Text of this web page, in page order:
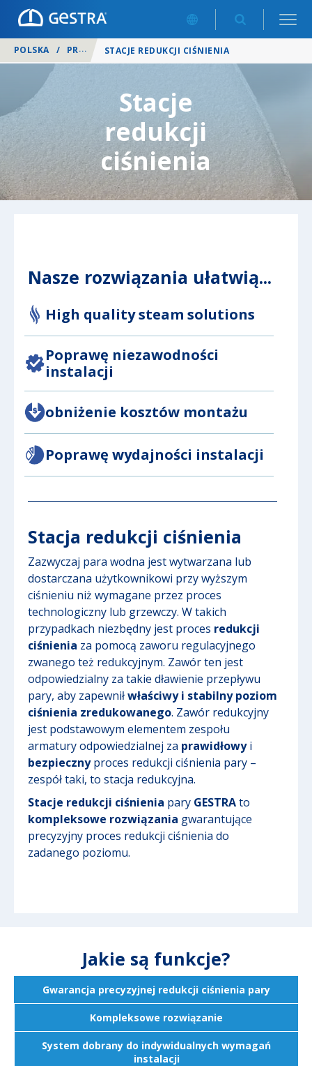
POLSKA / PRODUKTY / ROZWIĄZANIA SYSTEMOWE I
STACJE REDUKCJI CIŚNIENIA
Stacje
redukcji
ciśnienia
Nasze rozwiązania ułatwią...
High quality steam solutions
Poprawę niezawodności
instalacji
obniżenie kosztów montażu
Poprawę wydajności instalacji
Stacja redukcji ciśnienia
Zazwyczaj para wodna jest wytwarzana lub
dostarczana użytkownikowi przy wyższym
ciśnieniu niż wymagane przez proces
technologiczny lub grzewczy. W takich
przypadkach niezbędny jest proces redukcji
ciśnienia za pomocą zaworu regulacyjnego
zwanego też redukcyjnym. Zawór ten jest
odpowiedzialny za takie dławienie przepływu
pary, aby zapewniłwłaściwy i stabilny poziom
ciśnienia zredukowanego. Zawór redukcyjny
jest podstawowym elementem zespołu
armatury odpowiedzialnej za prawidłowyi
bezpiecznyproces redukcji ciśnienia pary –
zespół taki, to stacja redukcyjna.
Stacje redukcji ciśnienia pary GESTRAto
kompleksowe rozwiązania gwarantujące
precyzyjny proces redukcji ciśnienia do
zadanego poziomu.
Jakie są funkcje?
Gwarancja precyzyjnej redukcji ciśnienia pary
Kompleksowe rozwiązanie
System dobrany do indywidualnych wymagań
instalacji